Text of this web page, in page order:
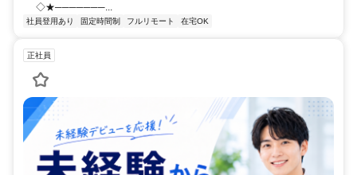
◇★───────...
社員登用あり 固定時間制 フルリモート 在宅OK
正社員